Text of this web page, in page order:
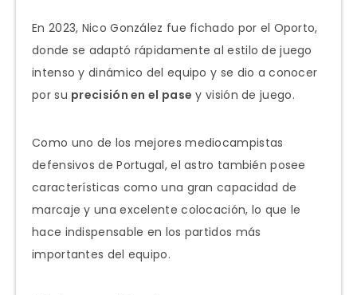
En 2023, Nico González fue fichado por el Oporto,
donde se adaptó rápidamente al estilo de juego
intenso y dinámico del equipo y se dio a conocer
por su precisión en el pase y visión de juego.
Como uno de los mejores mediocampistas
defensivos de Portugal, el astro también posee
características como una gran capacidad de
marcaje y una excelente colocación, lo que le
hace indispensable en los partidos más
importantes del equipo.